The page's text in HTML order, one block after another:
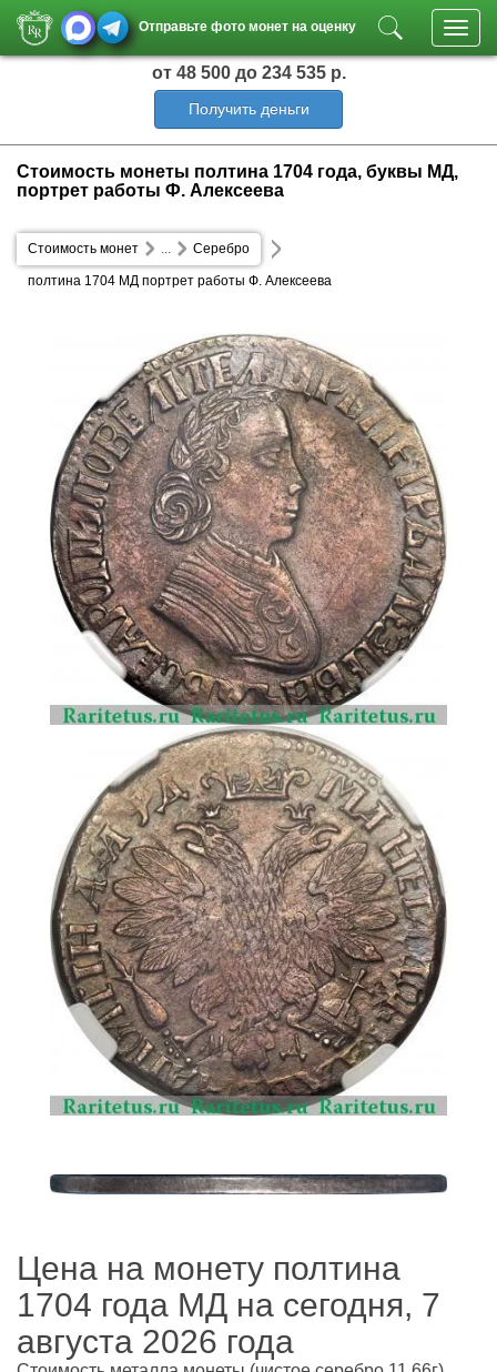
Отправьте фото монет на оценку
от 48 500 до 234 535 р.
Получить деньги
Стоимость монеты полтина 1704 года, буквы МД,
портрет работы Ф. Алексеева
Стоимость монет Серебро
...
полтина 1704 МД портрет работы Ф. Алексеева
Цена на монету полтина
1704 года МД на сегодня, 7
августа 2026 года